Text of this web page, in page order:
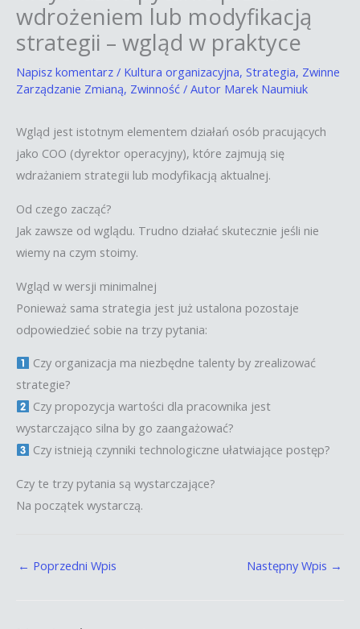
wdrożeniem lub modyfikacją
strategii – wgląd w praktyce
Napisz komentarz / Kultura organizacyjna, Strategia, Zwinne
Zarządzanie Zmianą, Zwinność / Autor Marek Naumiuk
Wgląd jest istotnym elementem działań osób pracujących
jako COO (dyrektor operacyjny), które zajmują się
wdrażaniem strategii lub modyfikacją aktualnej.
Od czego zacząć?
Jak zawsze od wglądu. Trudno działać skutecznie jeśli nie
wiemy na czym stoimy.
Wgląd w wersji minimalnej
Ponieważ sama strategia jest już ustalona pozostaje
odpowiedzieć sobie na trzy pytania:
Czy organizacja ma niezbędne talenty by zrealizować
strategie?
Czy propozycja wartości dla pracownika jest
wystarczająco silna by go zaangażować?
Czy istnieją czynniki technologiczne ułatwiające postęp?
Czy te trzy pytania są wystarczające?
Na początek wystarczą.
← Poprzedni Wpis Następny Wpis →